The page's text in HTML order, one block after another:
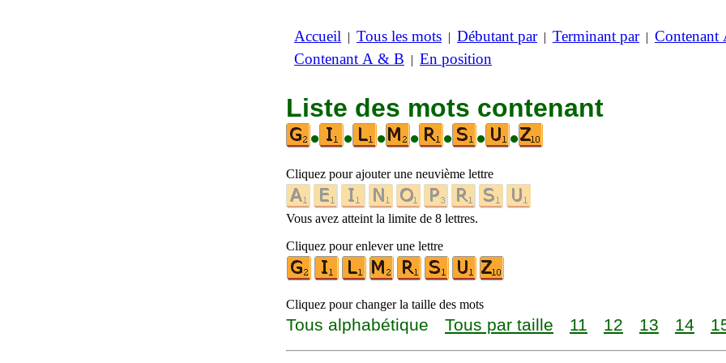
Accueil | Tous les mots | Débutant par| Terminant par| Contenant
Contenant A & B | En position
Liste des mots contenant
•
• • • • • •
Cliquez pour ajouter une neuvième lettre
Vous avez atteint la limite de 8 lettres.
Cliquez pour enlever une lettre
Cliquez pour changer la taille des mots
Tous alphabétique Tous par taille 11 12 13 14